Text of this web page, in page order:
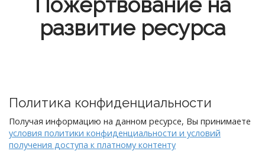
развитие ресурса
Политика конфиденциальности
Получая информацию на данном ресурсе, Вы принимаете
условия политики конфиденциальности и условий
получения доступа к платному контенту